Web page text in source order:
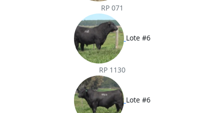
RP 071
Lote #6
RP 1130
Lote #6